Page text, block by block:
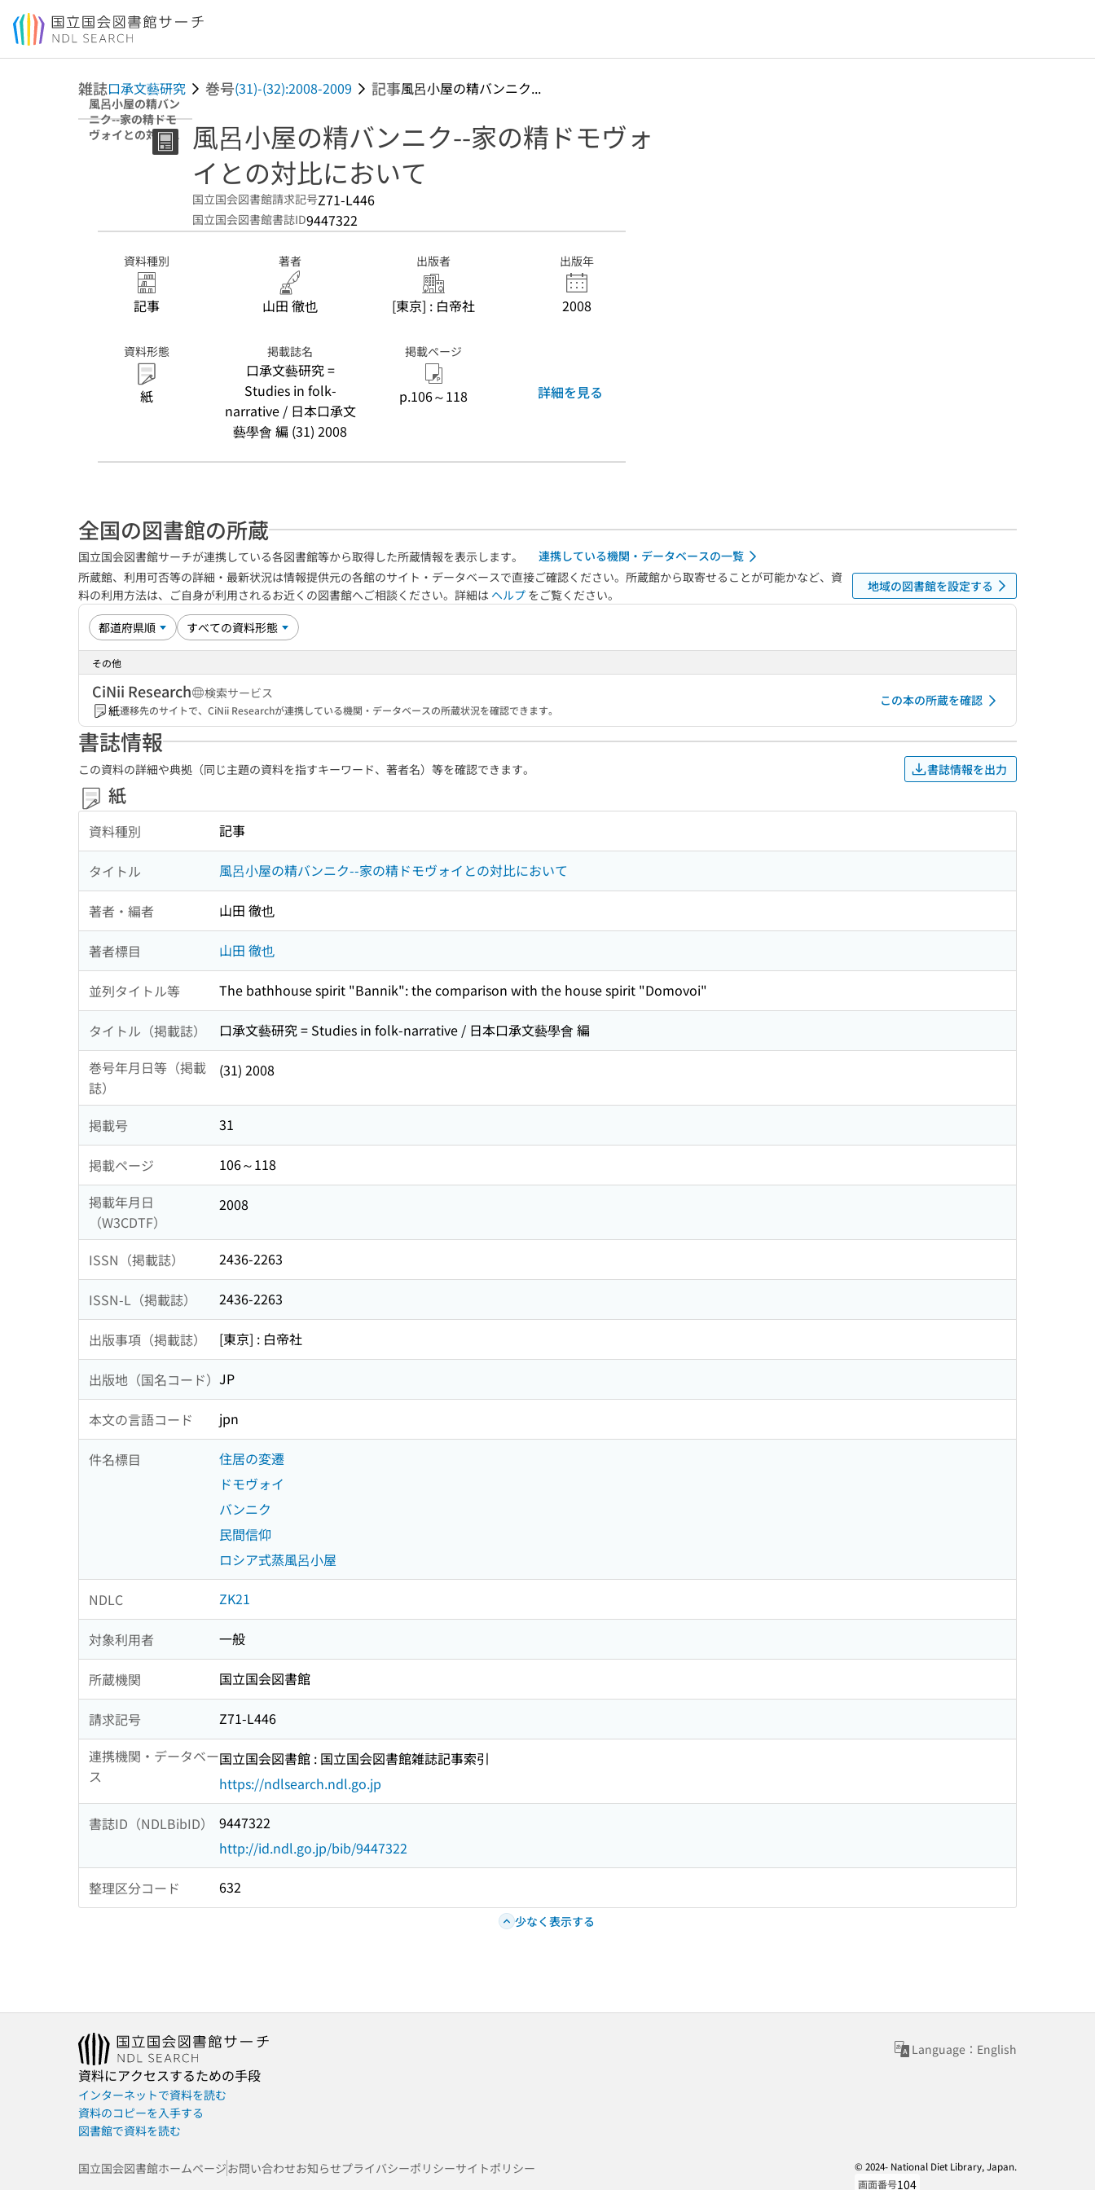
本文へ移動
雑誌口承文藝研究 巻号(31)-(32):2008-2009 記事風呂小屋の精バンニク...
風呂小屋の精バン
ニク--家の精ドモ
ヴォイとの対比に
風呂小屋の精バンニク--家の精ドモヴォ
イとの対比において
国立国会図書館請求記号Z71-L446
国立国会図書館書誌ID9447322
資料種別
記事
著者
山田 徹也
出版者
[東京] : 白帝社
出版年
2008
資料形態
紙
掲載誌名
口承文藝研究 =
Studies in folk-
narrative / 日本口承文
藝學會 編 (31) 2008
掲載ページ
p.106～118 詳細を見る
全国の図書館の所蔵
国立国会図書館サーチが連携している各図書館等から取得した所蔵情報を表示します。
連携している機関・データベースの一覧
所蔵館、利用可否等の詳細・最新状況は情報提供元の各館のサイト・データベースで直接ご確認ください。所蔵館から取寄せることが可能かなど、資
料の利用方法は、ご自身が利用されるお近くの図書館へご相談ください。詳細は ヘルプ をご覧ください。
地域の図書館を設定する
その他
CiNii Research
検索サービス
紙遷移先のサイトで、CiNii Researchが連携している機関・データベースの所蔵状況を確認できます。
この本の所蔵を確認
書誌情報
この資料の詳細や典拠（同じ主題の資料を指すキーワード、著者名）等を確認できます。 書誌情報を出力
紙
資料種別 記事
タイトル 風呂小屋の精バンニク--家の精ドモヴォイとの対比において
著者・編者 山田 徹也
著者標目 山田 徹也
並列タイトル等 The bathhouse spirit "Bannik": the comparison with the house spirit "Domovoi"
タイトル（掲載誌）
口承文藝研究 = Studies in folk-narrative / 日本口承文藝學會 編
巻号年月日等（掲載
誌）
(31) 2008
掲載号 31
掲載ページ
106～118
掲載年月日
（W3CDTF）
2008
ISSN（掲載誌） 2436-2263
ISSN-L（掲載誌） 2436-2263
出版事項（掲載誌） [東京] : 白帝社
出版地（国名コード） JP
本文の言語コード jpn
件名標目
住居の変遷
ドモヴォイ
バンニク
民間信仰
ロシア式蒸風呂小屋
NDLC ZK21
対象利用者 一般
所蔵機関 国立国会図書館
請求記号
Z71-L446
連携機関・データベー
ス
国立国会図書館 : 国立国会図書館雑誌記事索引
https://ndlsearch.ndl.go.jp
書誌ID（NDLBibID）
9447322
http://id.ndl.go.jp/bib/9447322
整理区分コード 632
少なく表示する
Language：English
資料にアクセスするための手段
インターネットで資料を読む
資料のコピーを入手する
図書館で資料を読む
国立国会図書館ホームページお問い合わせお知らせプライバシーポリシーサイトポリシー
© 2024- National Diet Library, Japan.
画面番号104